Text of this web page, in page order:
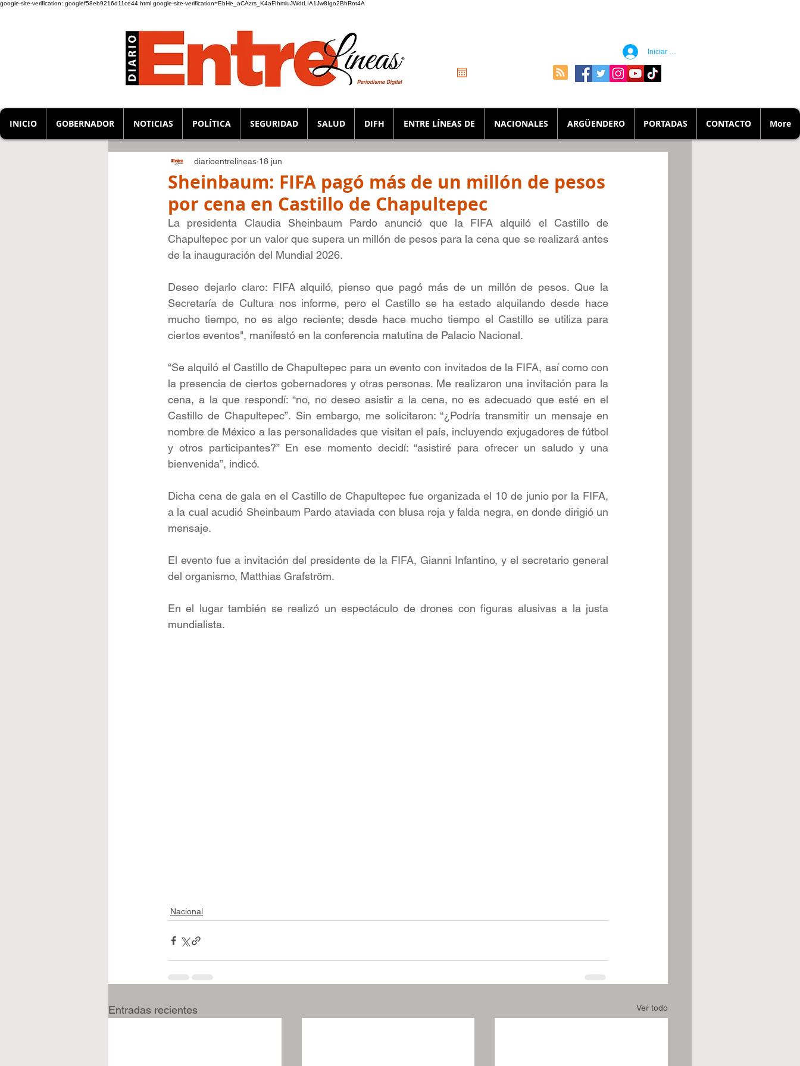
google-site-verification: googlef58eb9216d11ce44.html google-site-verification=EbHe_aCAzrs_K4aFIhmluJWdtLIA1Jw8Igo2BhRnt4A
Iniciar sesión
INICIO GOBERNADOR NOTICIAS POLÍTICA SEGURIDAD SALUD DIFH ENTRE LÍNEAS DE NACIONALES ARGÜENDERO PORTADAS CONTACTO More
Sheinbaum: FIFA pagó más de un millón de pesos
por cena en Castillo de Chapultepec
diarioentrelineas 18 jun
La presidenta Claudia Sheinbaum Pardo anunció que la FIFA alquiló el Castillo de
Chapultepec por un valor que supera un millón de pesos para la cena que se realizará antes
de la inauguración del Mundial 2026.
Deseo dejarlo claro: FIFA alquiló, pienso que pagó más de un millón de pesos. Que la
Secretaría de Cultura nos informe, pero el Castillo se ha estado alquilando desde hace
mucho tiempo, no es algo reciente; desde hace mucho tiempo el Castillo se utiliza para
ciertos eventos", manifestó en la conferencia matutina de Palacio Nacional.
“Se alquiló el Castillo de Chapultepec para un evento con invitados de la FIFA, así como con
la presencia de ciertos gobernadores y otras personas. Me realizaron una invitación para la
cena, a la que respondí: “no, no deseo asistir a la cena, no es adecuado que esté en el
Castillo de Chapultepec”. Sin embargo, me solicitaron: “¿Podría transmitir un mensaje en
nombre de México a las personalidades que visitan el país, incluyendo exjugadores de fútbol
y otros participantes?” En ese momento decidí: “asistiré para ofrecer un saludo y una
bienvenida”, indicó.
Dicha cena de gala en el Castillo de Chapultepec fue organizada el 10 de junio por la FIFA,
a la cual acudió Sheinbaum Pardo ataviada con blusa roja y falda negra, en donde dirigió un
mensaje.
El evento fue a invitación del presidente de la FIFA, Gianni Infantino, y el secretario general
del organismo, Matthias Grafström.
En el lugar también se realizó un espectáculo de drones con figuras alusivas a la justa
mundialista.
Nacional
Entradas recientes Ver todo